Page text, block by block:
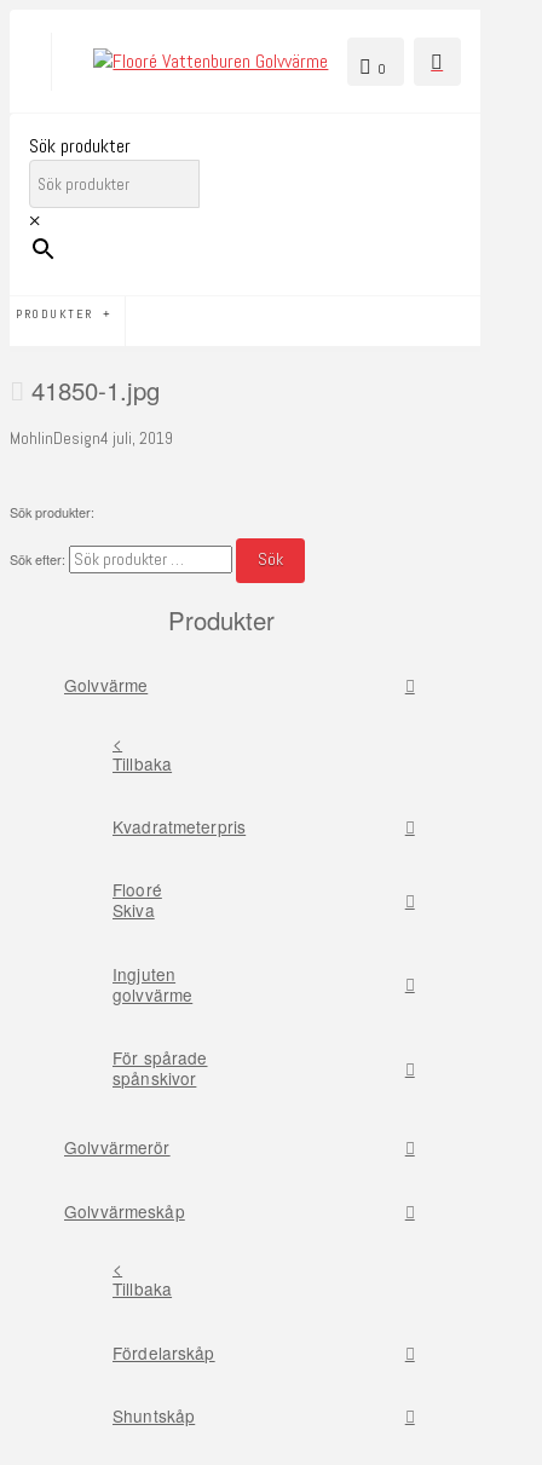
0
Sök produkter
×
PRODUKTER
41850-1.jpg
MohlinDesign4 juli, 2019
Sök produkter:
Sök efter: Sök
Produkter
Golvvärme
<
Tillbaka
Kvadratmeterpris
Flooré
Skiva
Ingjuten
golvvärme
För spårade
spånskivor
Golvvärmerör
Golvvärmeskåp
<
Tillbaka
Fördelarskåp
Shuntskåp